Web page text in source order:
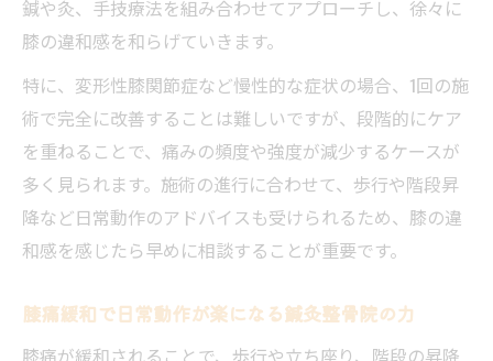
鍼や灸、手技療法を組み合わせてアプローチし、徐々に
膝の違和感を和らげていきます。
特に、変形性膝関節症など慢性的な症状の場合、1回の施
術で完全に改善することは難しいですが、段階的にケア
を重ねることで、痛みの頻度や強度が減少するケースが
多く見られます。施術の進行に合わせて、歩行や階段昇
降など日常動作のアドバイスも受けられるため、膝の違
和感を感じたら早めに相談することが重要です。
膝痛緩和で日常動作が楽になる鍼灸整骨院の力
膝痛が緩和されることで、歩行や立ち座り、階段の昇降